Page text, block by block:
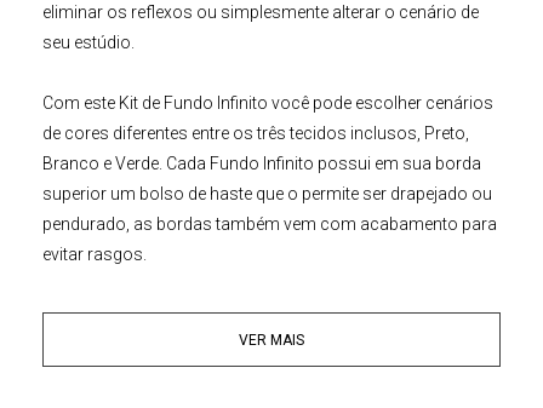
eliminar os reflexos ou simplesmente alterar o cenário de
seu estúdio.
Com este Kit de Fundo Infinito você pode escolher cenários
de cores diferentes entre os três tecidos inclusos, Preto,
Branco e Verde. Cada Fundo Infinito possui em sua borda
superior um bolso de haste que o permite ser drapejado ou
pendurado, as bordas também vem com acabamento para
evitar rasgos.
OTripéStand de Suportefoi construído em metal de alta
qualidade, é composto por doisTripés
VER MAIS